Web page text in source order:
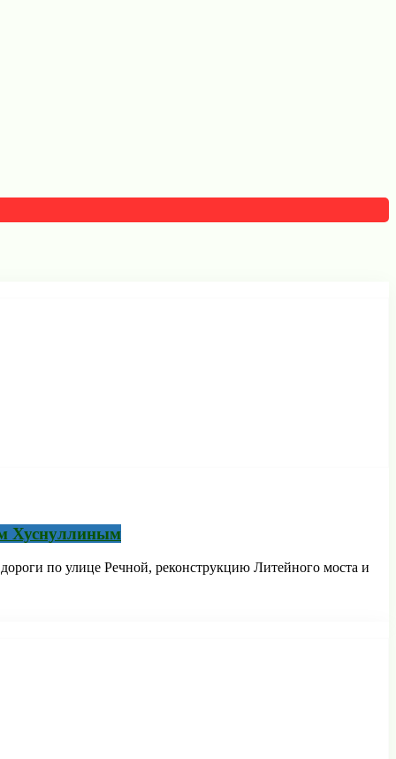
Хуснуллиным
по улице Речной, реконструкцию Литейного моста и